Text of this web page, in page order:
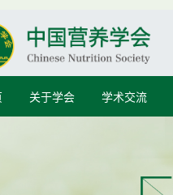
关于学会 学术交流